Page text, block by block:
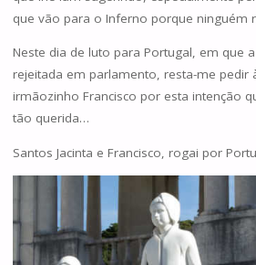
que vão para o Inferno porque ninguém
Neste dia de luto para Portugal, em que
rejeitada em parlamento, resta-me pedir
irmãozinho Francisco por esta intenção
tão querida…
Santos Jacinta e Francisco, rogai por